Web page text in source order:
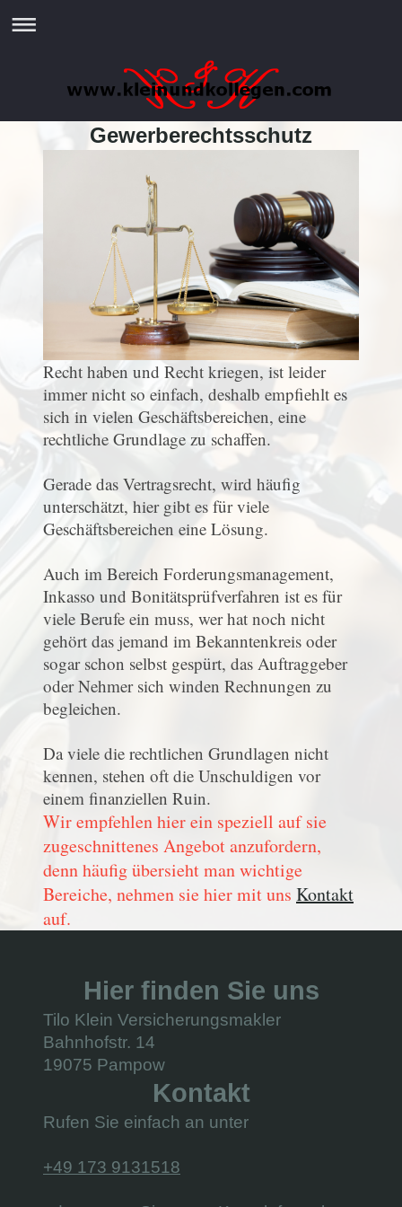
Gewerberechtsschutz
Recht haben und Recht kriegen, ist leider
immer nicht so einfach, deshalb empfiehlt es
sich in vielen Geschäftsbereichen, eine
rechtliche Grundlage zu schaffen.
Gerade das Vertragsrecht, wird häufig
unterschätzt, hier gibt es für viele
Geschäftsbereichen eine Lösung.
Auch im Bereich Forderungsmanagement,
Inkasso und Bonitätsprüfverfahren ist es für
viele Berufe ein muss, wer hat noch nicht
gehört das jemand im Bekanntenkreis oder
sogar schon selbst gespürt, das Auftraggeber
oder Nehmer sich winden Rechnungen zu
begleichen.
Da viele die rechtlichen Grundlagen nicht
kennen, stehen oft die Unschuldigen vor
einem finanziellen Ruin.
Wir empfehlen hier ein speziell auf sie
zugeschnittenes Angebot anzufordern,
denn häufig übersieht man wichtige
Bereiche, nehmen sie hier mit uns Kontakt
auf.
Hier finden Sie uns
Tilo Klein Versicherungsmakler
Bahnhofstr. 14
19075 Pampow
Kontakt
Rufen Sie einfach an unter
+49 173 9131518